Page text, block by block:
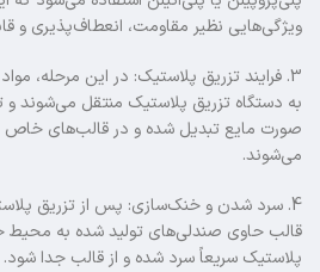
ویژگی‌هایی نظیر مقاومت، انعطاف‌پذیری و
3. فرایند تزریق پلاستیک: در این مرحله،
به دستگاه تزریق پلاستیک منتقل می‌شوند
صورت مایع تبدیل شده و در قالب‌های خاص
می‌شوند.
4. سرد شدن و خنک‌سازی: پس از تزریق
قالب حاوی صندلی‌های تولید شده به
پلاستیک سریعاً سرد شده و از قالب جدا شود.